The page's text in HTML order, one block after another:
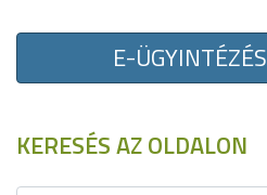
E-ÜGYINTÉZÉS
KERESÉS AZ OLDALON